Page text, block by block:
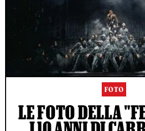
FOTO
LE FOTO DELLA